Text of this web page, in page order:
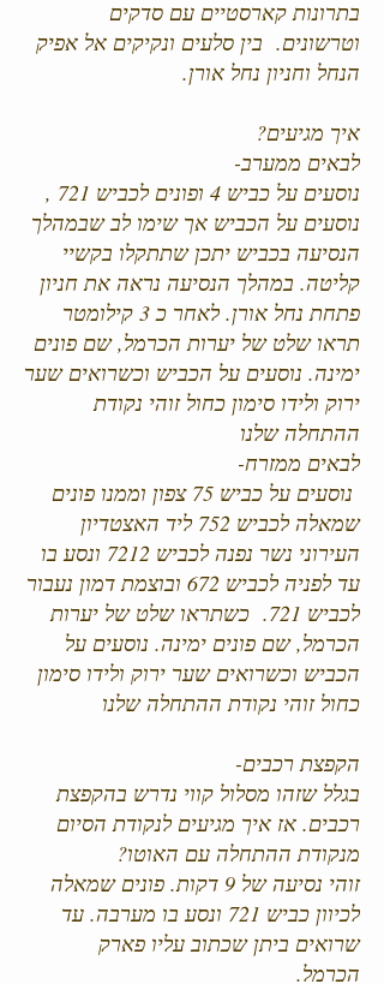
בתרונות קארסטיים עם סדקים
וטרשונים. בין סלעים ונקיקים אל אפיק
הנחל וחניון נחל אורן.
איך מגיעים?
לבאים ממערב-
נוסעים על כביש 4 ופונים לכביש 721 ,
נוסעים על הכביש אך שימו לב שבמהלך
הנסיעה בכביש יתכן שתתקלו בקשיי
קליטה. במהלך הנסיעה נראה את חניון
פתחת נחל אורן. לאחר כ 3 קילומטר
תראו שלט של יערות הכרמל, שם פונים
ימינה. נוסעים על הכביש וכשרואים שער
ירוק ולידו סימון כחול זוהי נקודת
ההתחלה שלנו
לבאים ממזרח-
נוסעים על כביש 75 צפון וממנו פונים
שמאלה לכביש 752 ליד האצטדיון
העירוני נשר נפנה לכביש 7212 ונסע בו
עד לפניה לכביש 672 ובוצמת דמון נעבור
לכביש 721. כשתראו שלט של יערות
הכרמל, שם פונים ימינה. נוסעים על
הכביש וכשרואים שער ירוק ולידו סימון
כחול זוהי נקודת ההתחלה שלנו
הקפצת רכבים-
בגלל שזהו מסלול קווי נדרש בהקפצת
רכבים. אז איך מגיעים לנקודת הסיום
מנקודת ההתחלה עם האוטו?
זוהי נסיעה של 9 דקות. פונים שמאלה
לכיוון כביש 721 ונסע בו מערבה. עד
שרואים ביתן שכתוב עליו פארק
הכרמל.